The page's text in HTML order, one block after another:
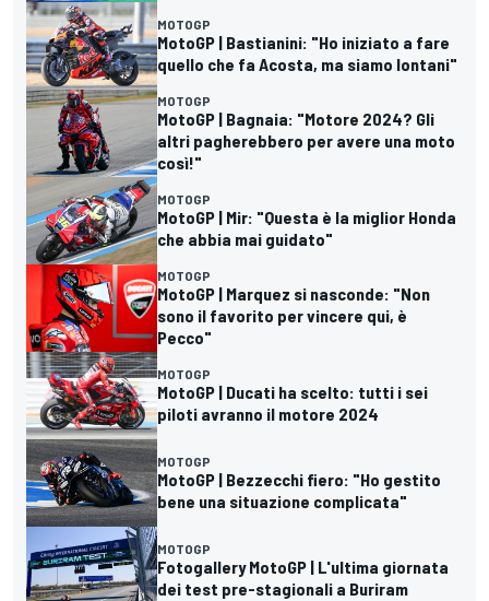
MOTOGP
MotoGP | Bastianini: "Ho iniziato a fare
quello che fa Acosta, ma siamo lontani"
MOTOGP
MotoGP | Bagnaia: "Motore 2024? Gli
altri pagherebbero per avere una moto
così!"
MOTOGP
MotoGP | Mir: "Questa è la miglior Honda
che abbia mai guidato"
MOTOGP
MotoGP | Marquez si nasconde: "Non
sono il favorito per vincere qui, è
Pecco"
MOTOGP
MotoGP | Ducati ha scelto: tutti i sei
piloti avranno il motore 2024
MOTOGP
MotoGP | Bezzecchi fiero: "Ho gestito
bene una situazione complicata"
MOTOGP
Fotogallery MotoGP | L'ultima giornata
dei test pre-stagionali a Buriram